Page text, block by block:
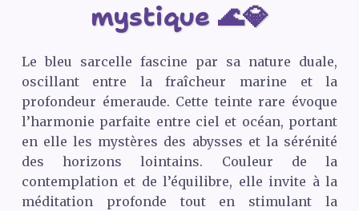
mystique 🌊💎
Le bleu sarcelle fascine par sa nature duale,
oscillant entre la fraîcheur marine et la
profondeur émeraude. Cette teinte rare évoque
l’harmonie parfaite entre ciel et océan, portant
en elle les mystères des abysses et la sérénité
des horizons lointains. Couleur de la
contemplation et de l’équilibre, elle invite à la
méditation profonde tout en stimulant la